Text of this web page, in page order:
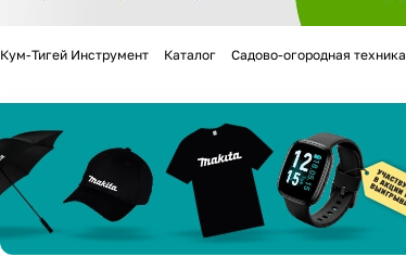
Кум-Тигей Инструмент Каталог Садово-огородная техника